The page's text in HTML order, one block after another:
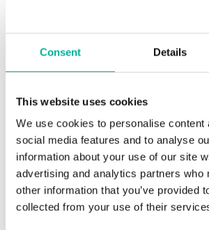
Consent Details
This website uses cookies
We use cookies to personalise content
social media features and to analyse
information about your use of our site
advertising and analytics partners who
other information that you’ve provided
collected from your use of their
Premium support
Telefon och e-postsupport på
engelska
Hjälp att komma igång med din
post, oavsett om du börjar
din nuvarande hemsida eller e-